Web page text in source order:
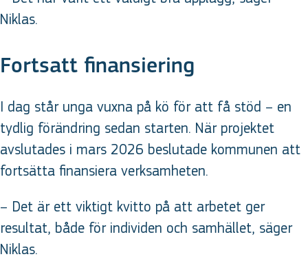
Niklas.
Fortsatt finansiering
I dag står unga vuxna på kö för att få stöd – en
tydlig förändring sedan starten. När projektet
avslutades i mars 2026 beslutade kommunen att
fortsätta finansiera verksamheten.
– Det är ett viktigt kvitto på att arbetet ger
resultat, både för individen och samhället, säger
Niklas.